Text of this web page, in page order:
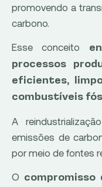
promovendo a
carbono.
Esse conceito
processos
eficientes,
combustíveis
A
emissões de
por meio de fontes
O compromisso